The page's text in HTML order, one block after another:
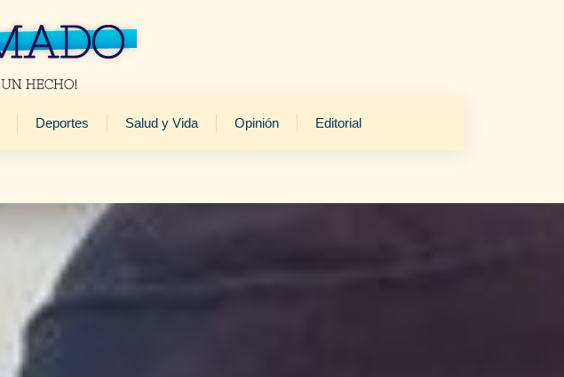
Deportes Salud y Vida Opinión Editorial